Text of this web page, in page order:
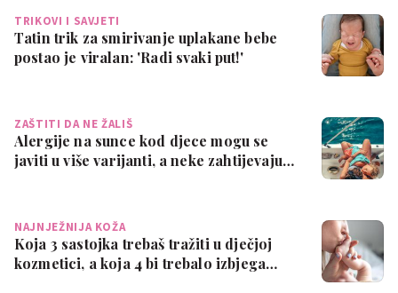
TRIKOVI I SAVJETI
Tatin trik za smirivanje uplakane bebe
postao je viralan: 'Radi svaki put!'
ZAŠTITI DA NE ŽALIŠ
Alergije na sunce kod djece mogu se
javiti u više varijanti, a neke zahtijevaju…
NAJNJEŽNIJA KOŽA
Koja 3 sastojka trebaš tražiti u dječjoj
kozmetici, a koja 4 bi trebalo izbjega…